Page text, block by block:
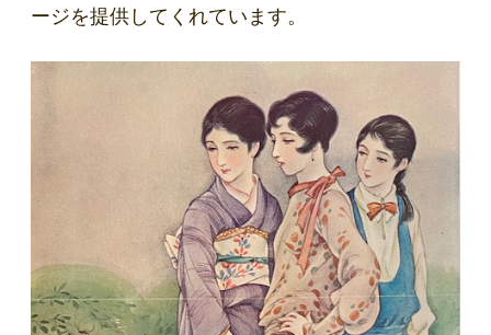
ージを提供してくれています。